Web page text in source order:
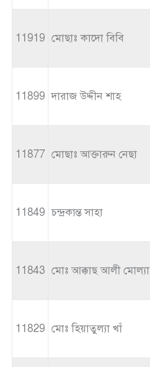
11919 মোছাঃ কাদো বিবি
11899 দারাজ উদ্দীন শাহ
11877 মোছাঃ আক্তারুন নেছা
11849 চন্দ্রকান্ত সাহা
11843 মোঃ আক্কাছ আলী মোল্যা
11829 মোঃ হিয়াতুল্যা খাঁ